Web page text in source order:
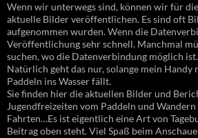
Wenn wir unterwegs sind, können wir für
aktuelle Bilder veröffentlichen. Es sind oft
aufgenommen wurden. Wenn die
Veröffentlichung sehr schnell. Manchmal
suchen, wo die Datenverbindung möglich ist.
Natürlich geht das nur, solange mein
Paddeln ins Wasser fällt.
Sie finden hier die aktuellen Bilder und
Jugendfreizeiten vom Paddeln und
Fahrten…Es ist eigentlich eine Art von
Beitrag oben steht. Viel Spaß beim